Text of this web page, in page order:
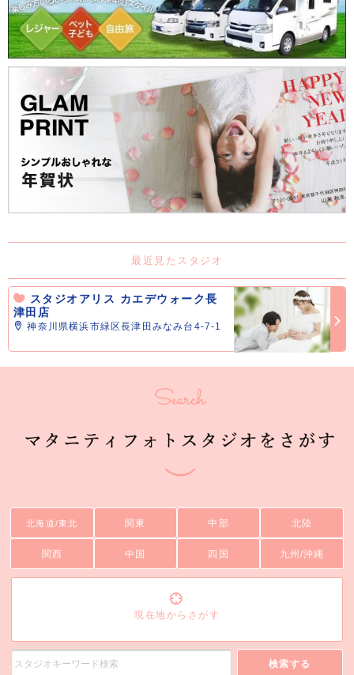
最近見たスタジオ
スタジオアリス カエデウォーク長
津田店
神奈川県横浜市緑区長津田みなみ台4-7-1
北海道/東北 関東 中部 北陸
関西 中国 四国 九州/沖縄
現在地からさがす
検索する